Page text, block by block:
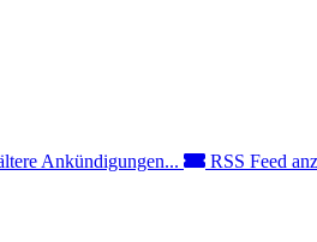
Ankündigungen... RSS Feed